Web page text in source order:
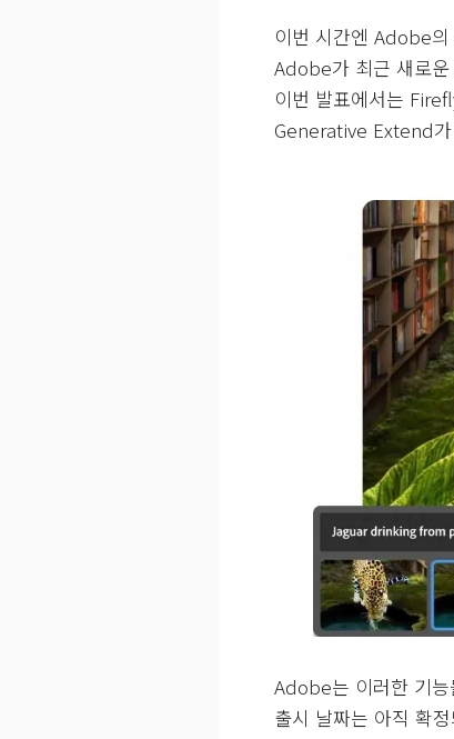
이번 시간엔 Adobe
Adobe가 최근 새로운
이번 발표에서는
Generative Extend
Adobe는 이러한 기
출시 날짜는 아직 확